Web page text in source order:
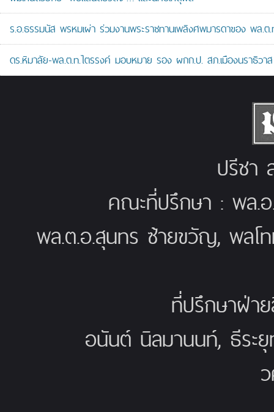
ร.อ.ธรรมนัส พรหมเผ่า ร่วมงานพระราชทานเพลิงศพมารดาของ พล.
ดร.หิมาลัย-พล.ต.ท.ไตรรงค์ มอบหมาย รอง ผกก.ป. สภ.เมืองนราธิว
ปรีชา
คณะที่ปรึกษา : พล.
พล.ต.อ.สุนทร ซ้ายขวัญ, พล
ที่ปรึกษาฝ่า
อนันต์ นิลมานนท์, ธีร